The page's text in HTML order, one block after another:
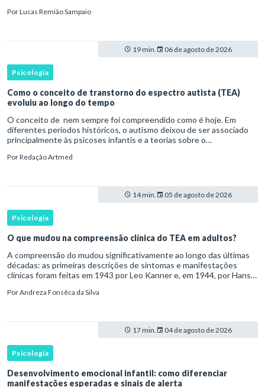
PorLucas Remião Sampaio
19 min. 06 de agosto de 2026
Psicologia
Como o conceito de transtorno do espectro autista (TEA)
evoluiu ao longo do tempo
O conceito de nem sempre foi compreendido como é hoje. Em
diferentes períodos históricos, o autismo deixou de ser associado
principalmente às psicoses infantis e a teorias sobre o
transtorno do des
PorRedação Artmed
14 min. 05 de agosto de 2026
Psicologia
O que mudou na compreensão clínica do TEA em adultos?
A compreensão do mudou significativamente ao longo das últimas
décadas: as primeiras descrições de sintomas e manifestações
clínicas foram feitas em 1943 por Leo Kanner e, em 1944, por Hans
PorAndreza Fonsêca da Silva
17 min. 04 de agosto de 2026
Psicologia
Desenvolvimento emocional infantil: como diferenciar
manifestações esperadas e sinais de alerta